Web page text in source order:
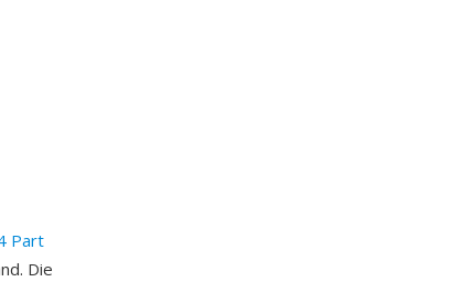
Part
Die